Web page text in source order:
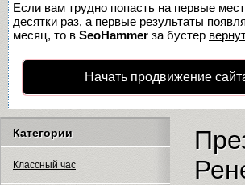
Если вам трудно попасть на первые
десятки раз, а первые результаты
месяц, то в SeoHammer за бустер
Начать продвижение
Категории
Классный час